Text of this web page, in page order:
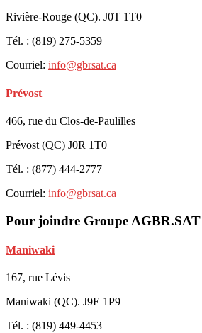
Rivière-Rouge (QC). J0T 1T0
Tél. : (819) 275-5359
Courriel: info@gbrsat.ca
Prévost
466, rue du Clos-de-Paulilles
Prévost (QC) J0R 1T0
Tél. : (877) 444-2777
Courriel: info@gbrsat.ca
Pour joindre Groupe AGBR.SAT
Maniwaki
167, rue Lévis
Maniwaki (QC). J9E 1P9
Tél. : (819) 449-4453